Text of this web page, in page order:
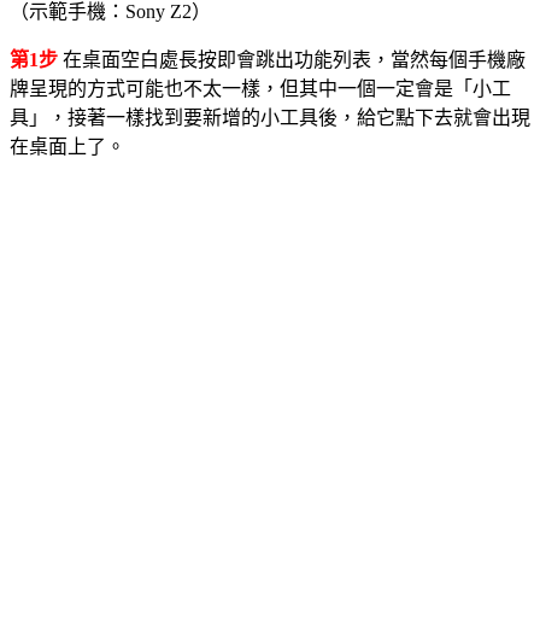
（示範手機：Sony Z2）
第1步 在桌面空白處長按即會跳出功能列表，當然每個手機廠
牌呈現的方式可能也不太一樣，但其中一個一定會是「小工
具」，接著一樣找到要新增的小工具後，給它點下去就會出現
在桌面上了。